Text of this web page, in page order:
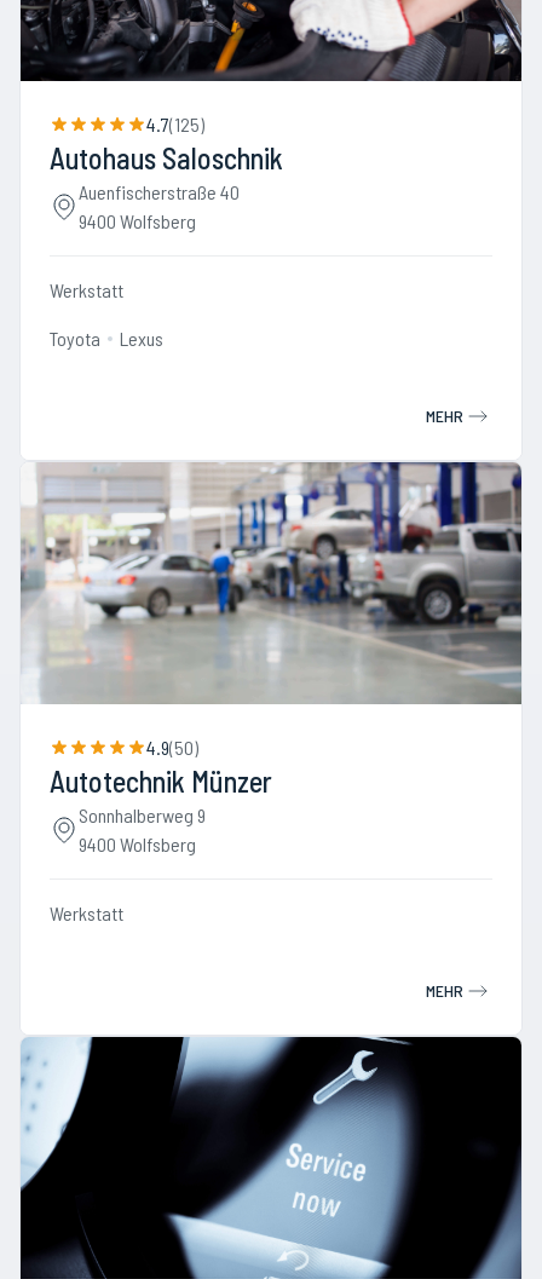
4.7(125)
Autohaus Saloschnik
Auenfischerstraße 40
9400 Wolfsberg
Werkstatt
Toyota Lexus
MEHR
4.9(50)
Autotechnik Münzer
Sonnhalberweg 9
9400 Wolfsberg
Werkstatt
MEHR